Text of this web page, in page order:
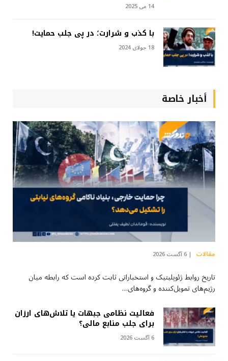
14 می 2025
با کذب و شرارت؛ در پی جلب حمایت!
18 جولای 2024
أخبار خاصة
مقالات 6 آگست 2026
تاریخ روابط ژئوپلیتیک و استخباراتی ثابت کرده است که رابطه میان
رژیم‌های تمویل‌کننده و گروه‌های…
فعالیت نظامی جبهات یا تلاش‌های ارزان
برای جلب منابع مالی؟
6 آگست 2026